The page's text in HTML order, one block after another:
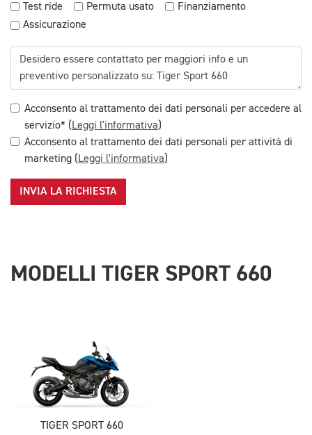
Test ride
Permuta usato
Finanziamento
Assicurazione
Acconsento al trattamento dei dati personali per accedere al
servizio* (Leggi l'informativa)
Acconsento al trattamento dei dati personali per attività di
marketing (Leggi l'informativa)
INVIA LA RICHIESTA
MODELLI TIGER SPORT 660
TIGER SPORT 660